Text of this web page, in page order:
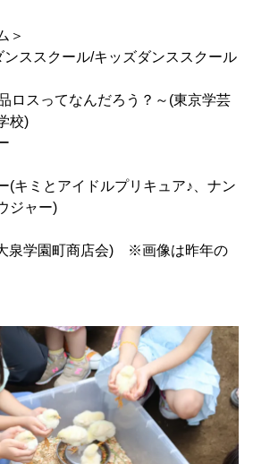
＞
ンススクール/キッズダンススクール
ロスってなんだろう？～(東京学芸
校)
(キミとアイドルプリキュア♪、ナン
ジャー)
泉学園町商店会) ※画像は昨年の